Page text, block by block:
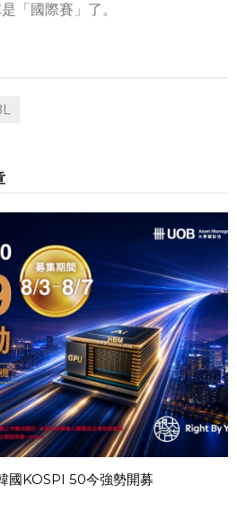
「國際賽」了。
KOSPI 50今強勢開募